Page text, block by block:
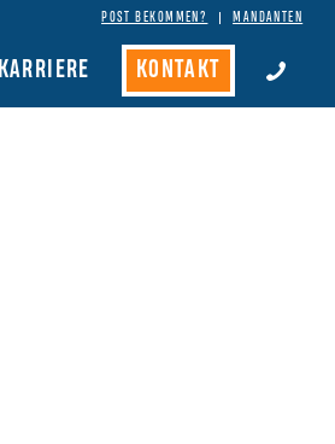
POST BEKOMMEN? MANDANTEN
KARRIERE KONTAKT